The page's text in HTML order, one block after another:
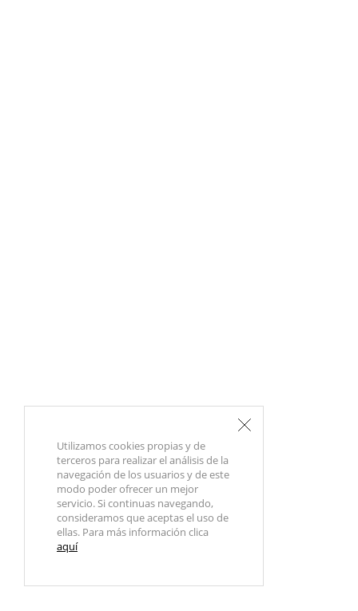
Utilizamos cookies propias y de
terceros para realizar el análisis de la
navegación de los usuarios y de este
modo poder ofrecer un mejor
servicio. Si continuas navegando,
consideramos que aceptas el uso de
ellas. Para más información clica
aquí